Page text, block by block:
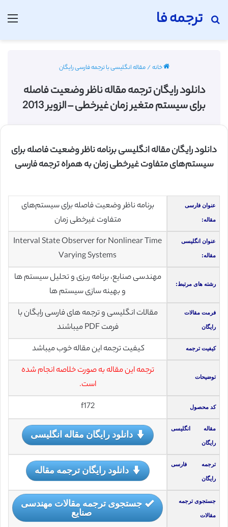
ترجمه فا
جستجو برای
خانه/مقاله انگلیسی با ترجمه فارسی رایگان
دانلود رایگان ترجمه مقاله ناظر وضعیت فاصله
برای سیستم متغیر زمان غیرخطی – الزویر 2013
دانلود رایگان مقاله انگلیسی برنامه ناظر وضعيت فاصله برای
سیستم‌های متفاوت غیرخطی زمان به همراه ترجمه فارسی
عنوان فارسی
مقاله:
برنامه ناظر وضعيت فاصله برای سیستم‌های
متفاوت غیرخطی زمان
عنوان انگلیسی
مقاله:
Interval State Observer for Nonlinear Time
Varying Systems
رشته های مرتبط:
مهندسی صنایع، برنامه ریزی و تحلیل سیستم ها
و بهینه سازی سیستم ها
فرمت مقالات
رایگان
مقالات انگلیسی و ترجمه های فارسی رایگان با
فرمت PDF میباشند
کیفیت ترجمه کیفیت ترجمه این مقاله خوب میباشد
توضیحات
ترجمه این مقاله به صورت خلاصه انجام شده
است.
کد محصول f172
مقاله انگلیسی
رایگان
دانلود رایگان مقاله انگلیسی
ترجمه فارسی
رایگان
دانلود رایگان ترجمه مقاله
جستجوی ترجمه
مقالات
جستجوی ترجمه مقالات مهندسی
صنایع